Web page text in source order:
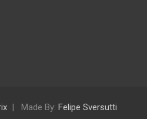
Made By: Felipe Sversutti